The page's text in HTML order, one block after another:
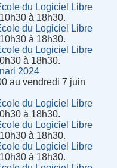
du Logiciel Libre
à 18h30.
du Logiciel Libre
à 18h30.
du Logiciel Libre
à 18h30.
2024
au vendredi 7 juin
du Logiciel Libre
à 18h30.
du Logiciel Libre
à 18h30.
du Logiciel Libre
à 18h30.